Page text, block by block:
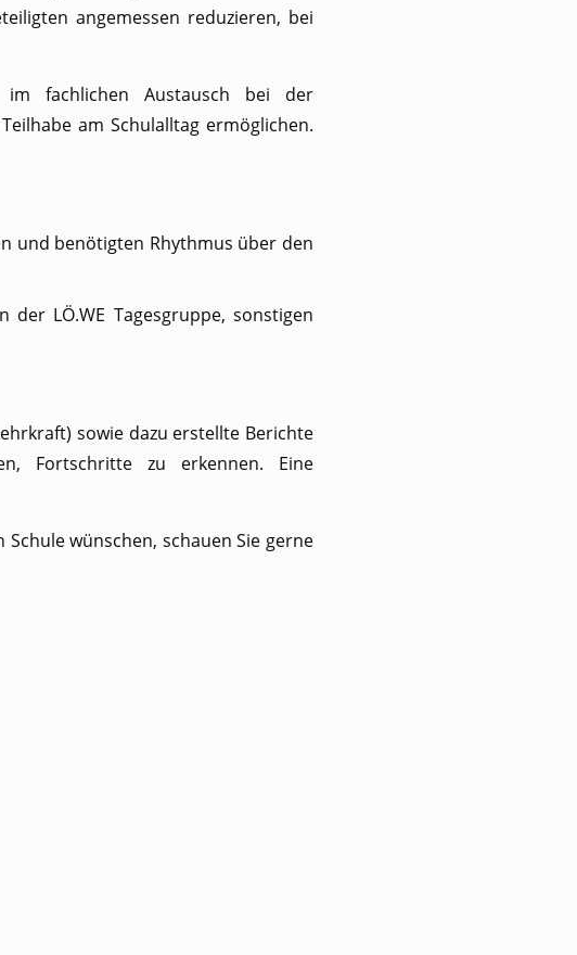
angemessen reduzieren, bei
im fachlichen Austausch bei der
am Schulalltag ermöglichen.
und benötigten Rhythmus über den
LÖ.WE Tagesgruppe, sonstigen
sowie dazu erstellte Berichte
Fortschritte zu erkennen. Eine
wünschen, schauen Sie gerne